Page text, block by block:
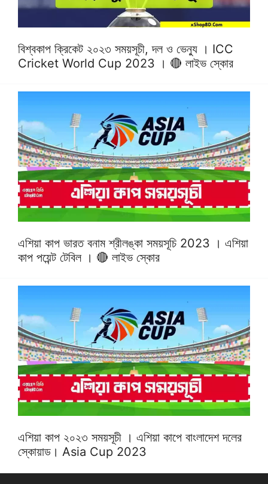
বিশ্বকাপ ক্রিকেট ২০২৩ সময়সূচী, দল ও ভেন্যু । ICC
Cricket World Cup 2023 । 🔴 লাইভ স্কোর
এশিয়া কাপ ভারত বনাম শ্রীলঙ্কা সময়সূচি 2023 । এশিয়া
কাপ পয়েন্ট টেবিল । 🔴 লাইভ স্কোর
এশিয়া কাপ ২০২৩ সময়সূচী । এশিয়া কাপে বাংলাদেশ দলের
স্কোয়াড। Asia Cup 2023